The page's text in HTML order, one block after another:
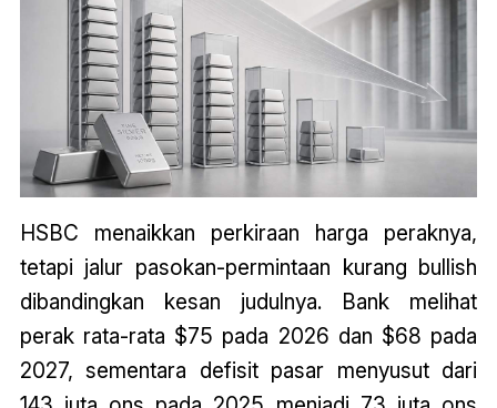
HSBC menaikkan perkiraan harga peraknya,
tetapi jalur pasokan-permintaan kurang bullish
dibandingkan kesan judulnya. Bank melihat
perak rata-rata $75 pada 2026 dan $68 pada
2027, sementara defisit pasar menyusut dari